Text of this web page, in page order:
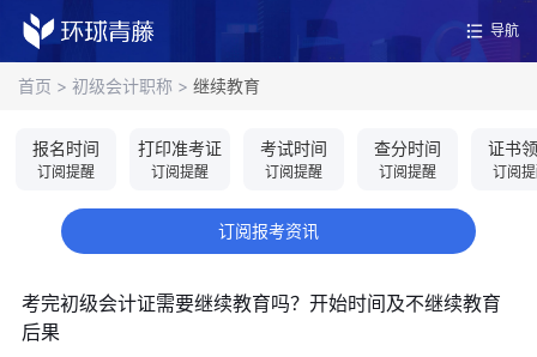
导航
首页 > 初级会计职称 > 继续教育
报名时间
订阅提醒
打印准考证
订阅提醒
考试时间
订阅提醒
查分时间
订阅提醒
证书
订阅
订阅报考资讯
考完初级会计证需要继续教育吗？开始时间及不继续教育
后果